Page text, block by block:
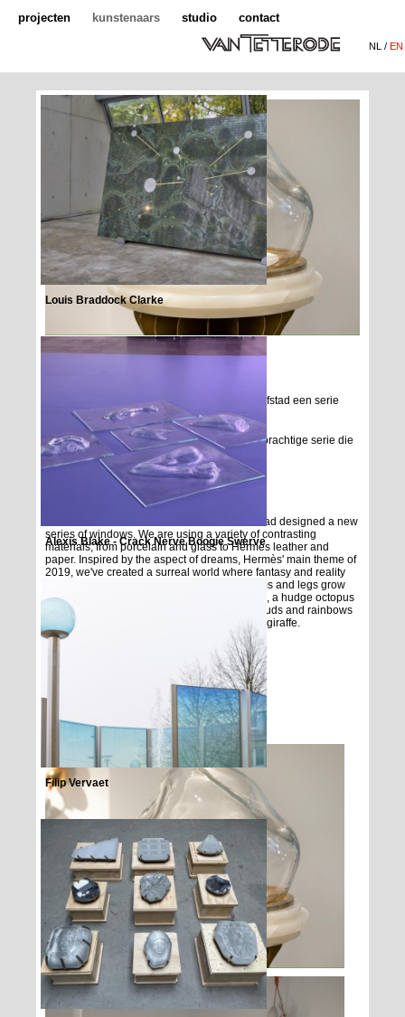
projecten kunstenaars studio contact
NL / EN
Voor Bibi van der Velden ontwierp Noa Verhofstad een serie
voetstukken voor haar nieuwe collectie.
Samen met Fiction Factory maakten we een prachtige serie die
losjes geinspireerd is op Kwallen
“Surreal dreams”
For the autumn season of 2019 Noa Verhofstad designed a new
series of windows. We are using a variety of contrasting
materials, from porcelain and glass to Hermès leather and
paper. Inspired by the aspect of dreams, Hermès' main theme of
2019, we've created a surreal world where fantasy and reality
become intertwined. In this absurd reality arms and legs grow
out of houses, streetlights turn into characters, a hudge octopus
suddenly emerges from a manhole cover, clouds and rainbows
skate and the famous Eiffel tower turns into a giraffe.
Louis Braddock Clarke
Alexis Blake - Crack Nerve Boogie Swerve
Filip Vervaet